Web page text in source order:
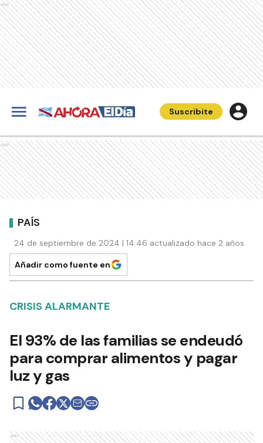
Ads
Suscribite
Ads
PAÍS
24 de septiembre de 2024 | 14:46 actualizado hace 2 años
Añadir como fuente en
CRISIS ALARMANTE
El 93% de las familias se endeudó
para comprar alimentos y pagar
luz y gas
Ads